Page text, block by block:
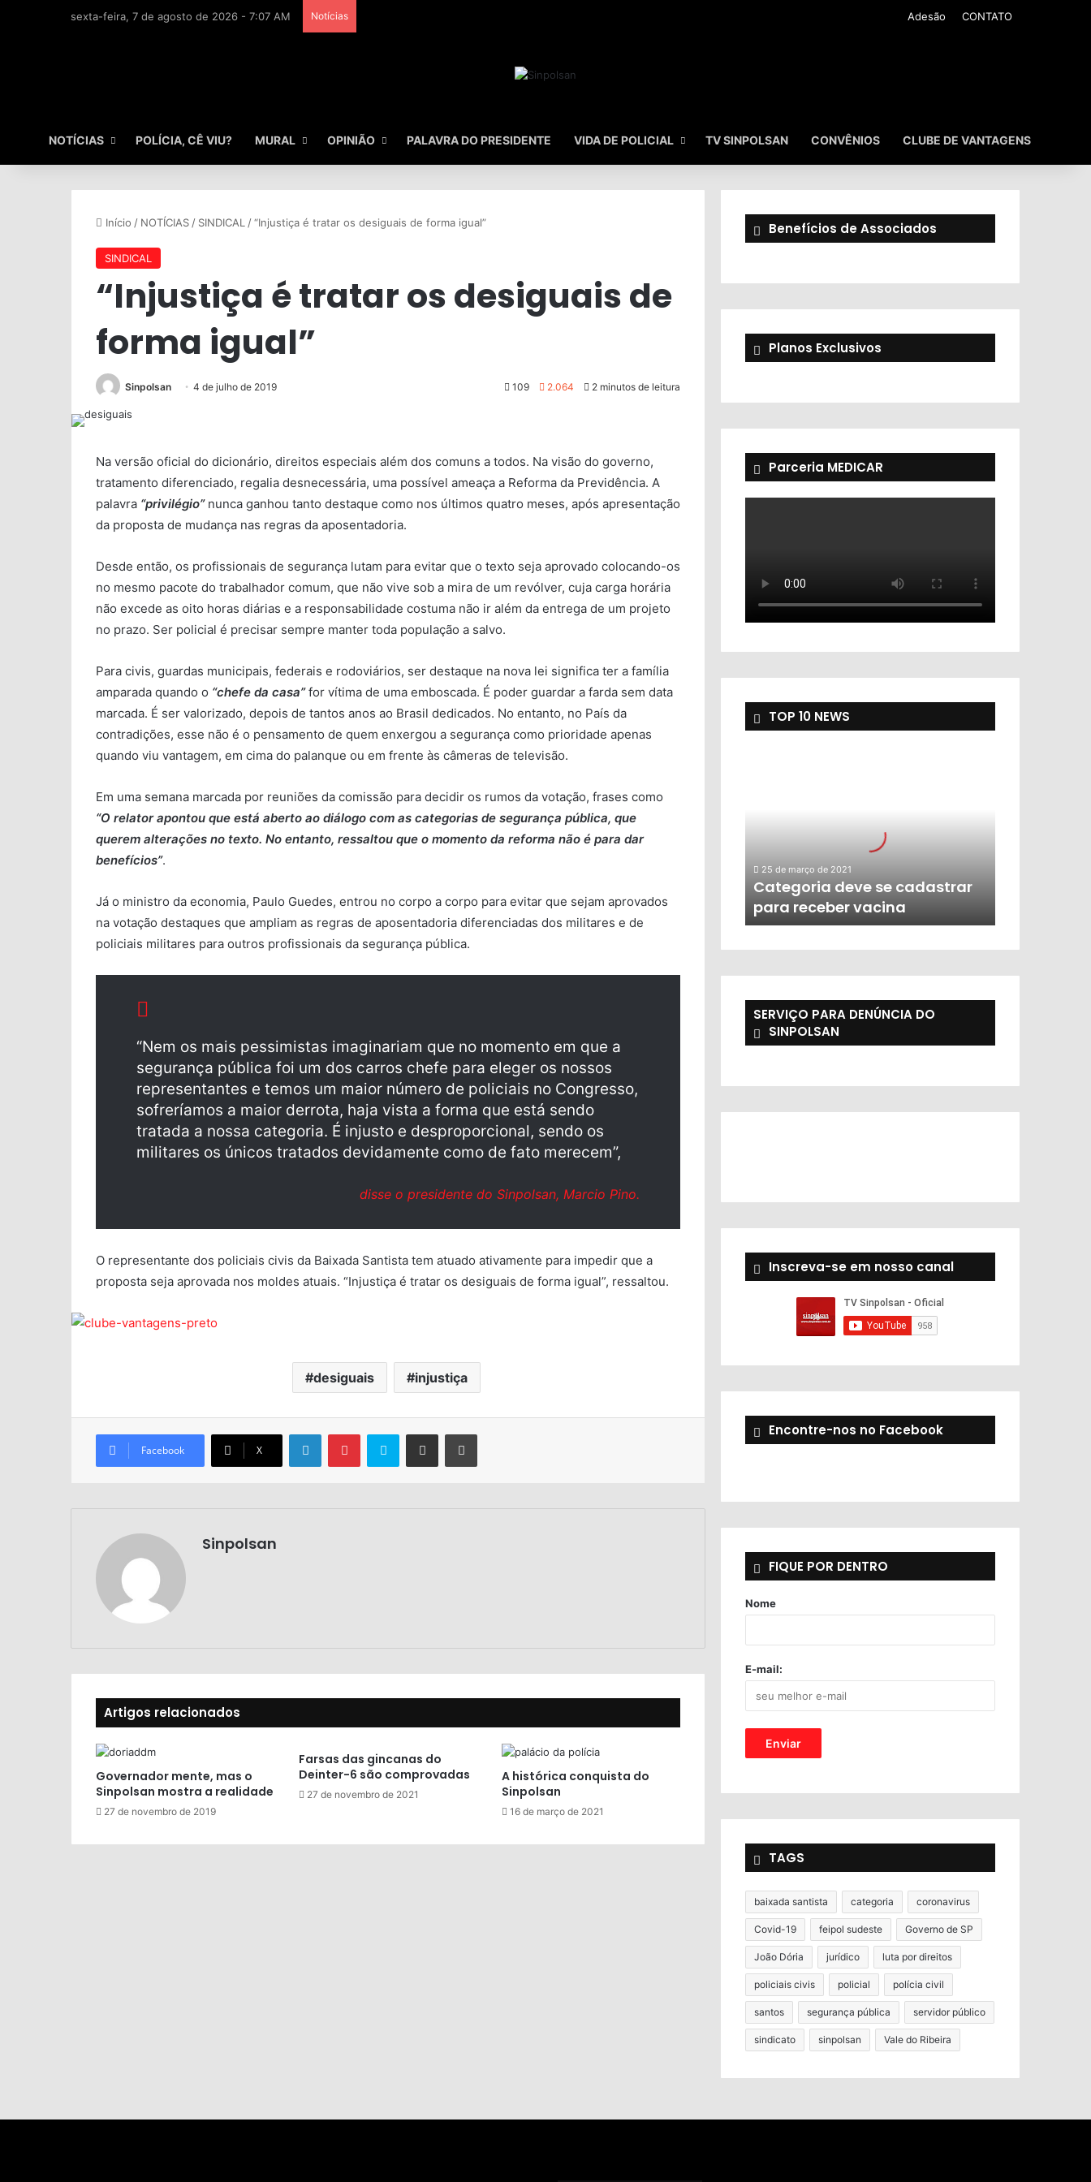
sexta-feira, 7 de agosto de 2026 - 7:07 AM Notícias Adesão CONTATO
NOTÍCIAS POLÍCIA, CÊ VIU? MURAL OPINIÃO PALAVRA DO PRESIDENTE VIDA DE POLICIAL TV SINPOLSAN CONVÊNIOS CLUBE DE VANTAGENS
Início / NOTÍCIAS / SINDICAL /“Injustiça é tratar os desiguais de forma igual”
SINDICAL
“Injustiça é tratar os desiguais de
forma igual”
Sinpolsan 4 de julho de 2019 109 2.064 2 minutos de leitura
Na versão oficial do dicionário, direitos especiais além dos comuns a todos. Na visão do governo,
tratamento diferenciado, regalia desnecessária, uma possível ameaça a Reforma da Previdência. A
palavra “privilégio”nunca ganhou tanto destaque como nos últimos quatro meses, após apresentação
da proposta de mudança nas regras da aposentadoria.
Desde então, os profissionais de segurança lutam para evitar que o texto seja aprovado colocando-os
no mesmo pacote do trabalhador comum, que não vive sob a mira de um revólver, cuja carga horária
não excede as oito horas diárias e a responsabilidade costuma não ir além da entrega de um projeto
no prazo. Ser policial é precisar sempre manter toda população a salvo.
Para civis, guardas municipais, federais e rodoviários, ser destaque na nova lei significa ter a família
amparada quando o “chefe da casa”for vítima de uma emboscada. É poder guardar a farda sem data
marcada. É ser valorizado, depois de tantos anos ao Brasil dedicados. No entanto, no País da
contradições, esse não é o pensamento de quem enxergou a segurança como prioridade apenas
quando viu vantagem, em cima do palanque ou em frente às câmeras de televisão.
Em uma semana marcada por reuniões da comissão para decidir os rumos da votação, frases como
“O relator apontou que está aberto ao diálogo com as categorias de segurança pública, que
querem alterações no texto. No entanto, ressaltou que o momento da reforma não é para dar
benefícios”.
Já o ministro da economia, Paulo Guedes, entrou no corpo a corpo para evitar que sejam aprovados
na votação destaques que ampliam as regras de aposentadoria diferenciadas dos militares e de
policiais militares para outros profissionais da segurança pública.
“Nem os mais pessimistas imaginariam que no momento em que a
segurança pública foi um dos carros chefe para eleger os nossos
representantes e temos um maior número de policiais no Congresso,
sofreríamos a maior derrota, haja vista a forma que está sendo
tratada a nossa categoria. É injusto e desproporcional, sendo os
militares os únicos tratados devidamente como de fato merecem”,
disse o presidente do Sinpolsan, Marcio Pino.
O representante dos policiais civis da Baixada Santista tem atuado ativamente para impedir que a
proposta seja aprovada nos moldes atuais. “Injustiça é tratar os desiguais de forma igual”, ressaltou.
desiguais injustiça
Facebook X
Sinpolsan
Artigos relacionados
Governador mente, mas o
Sinpolsan mostra a realidade
27 de novembro de 2019
Farsas das gincanas do
Deinter-6 são comprovadas
27 de novembro de 2021
A histórica conquista do
Sinpolsan
16 de março de 2021
Benefícios de Associados
Planos Exclusivos
Parceria MEDICAR
TOP 10 NEWS
25 de março de 2021
Categoria deve se cadastrar
para receber vacina
SERVIÇO PARA DENÚNCIA DO
SINPOLSAN
Inscreva-se em nosso canal
Encontre-nos no Facebook
FIQUE POR DENTRO
Nome
E-mail:
TAGS
baixada santista categoria coronavirus
Covid-19 feipol sudeste Governo de SP
João Dória jurídico luta por direitos
policiais civis policial polícia civil
santos segurança pública servidor público
sindicato sinpolsan Vale do Ribeira